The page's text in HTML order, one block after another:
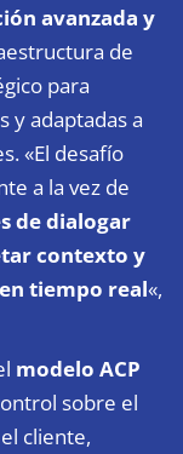
avanzada y
de
para
y adaptadas a
«El desafío
a la vez de
de dialogar
contexto y
tiempo real«,
modelo ACP
sobre el
cliente,